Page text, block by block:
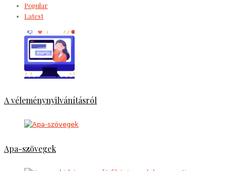
Popular
Latest
A véleménynyilvánításról
Apa-szövegek